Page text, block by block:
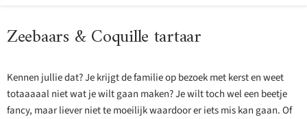
Zeebaars & Coquille tartaar
Kennen jullie dat? Je krijgt de familie op bezoek met kerst en weet
totaaaaal niet wat je wilt gaan maken? Je wilt toch wel een beetje
fancy, maar liever niet te moeilijk waardoor er iets mis kan gaan. Of